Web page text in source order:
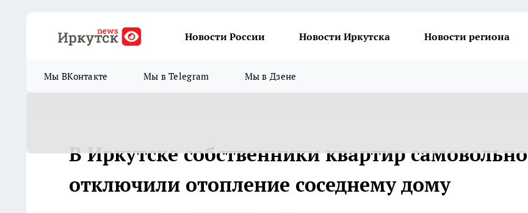
Новости России Новости Иркутска Новости региона
Мы ВКонтакте Мы в Telegram Мы в Дзене
В Иркутске собственники квартир самовольно
отключили отопление соседнему дому